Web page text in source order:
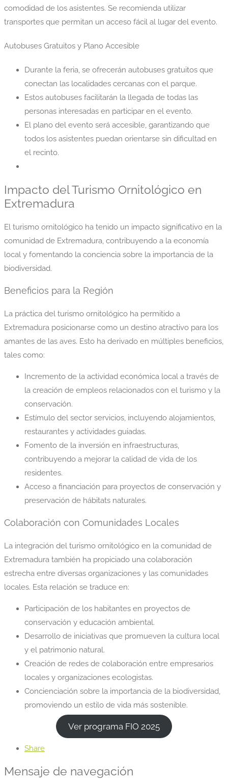
comodidad de los asistentes. Se recomienda utilizar
transportes que permitan un acceso fácil al lugar del evento.
Autobuses Gratuitos y Plano Accesible
Durante la feria, se ofrecerán autobuses gratuitos que
conectan las localidades cercanas con el parque.
Estos autobuses facilitarán la llegada de todas las
personas interesadas en participar en el evento.
El plano del evento será accesible, garantizando que
todos los asistentes puedan orientarse sin dificultad en
el recinto.
Impacto del Turismo Ornitológico en
Extremadura
El turismo ornitológico ha tenido un impacto significativo en la
comunidad de Extremadura, contribuyendo a la economía
local y fomentando la conciencia sobre la importancia de la
biodiversidad.
Beneficios para la Región
La práctica del turismo ornitológico ha permitido a
Extremadura posicionarse como un destino atractivo para los
amantes de las aves. Esto ha derivado en múltiples beneficios,
tales como:
Incremento de la actividad económica local a través de
la creación de empleos relacionados con el turismo y la
conservación.
Estímulo del sector servicios, incluyendo alojamientos,
restaurantes y actividades guiadas.
Fomento de la inversión en infraestructuras,
contribuyendo a mejorar la calidad de vida de los
residentes.
Acceso a financiación para proyectos de conservación y
preservación de hábitats naturales.
Colaboración con Comunidades Locales
La integración del turismo ornitológico en la comunidad de
Extremadura también ha propiciado una colaboración
estrecha entre diversas organizaciones y las comunidades
locales. Esta relación se traduce en:
Participación de los habitantes en proyectos de
conservación y educación ambiental.
Desarrollo de iniciativas que promueven la cultura local
y el patrimonio natural.
Creación de redes de colaboración entre empresarios
locales y organizaciones ecologistas.
Concienciación sobre la importancia de la biodiversidad,
promoviendo un estilo de vida más sostenible.
Ver programa FIO 2025
Share
Mensaje de navegación